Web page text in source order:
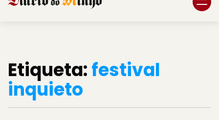
Etiqueta:festival
inquieto